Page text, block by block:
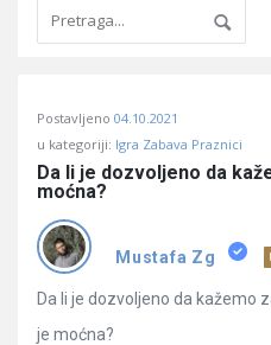
Učene
Latest
Pitanja
Postavljeno 04.10.2021
u kategoriji: Igra Zabava Praznici
Da li je dozvoljeno da
moćna?
Mustafa Zg
Da li je dozvoljeno da kažemo
je moćna?